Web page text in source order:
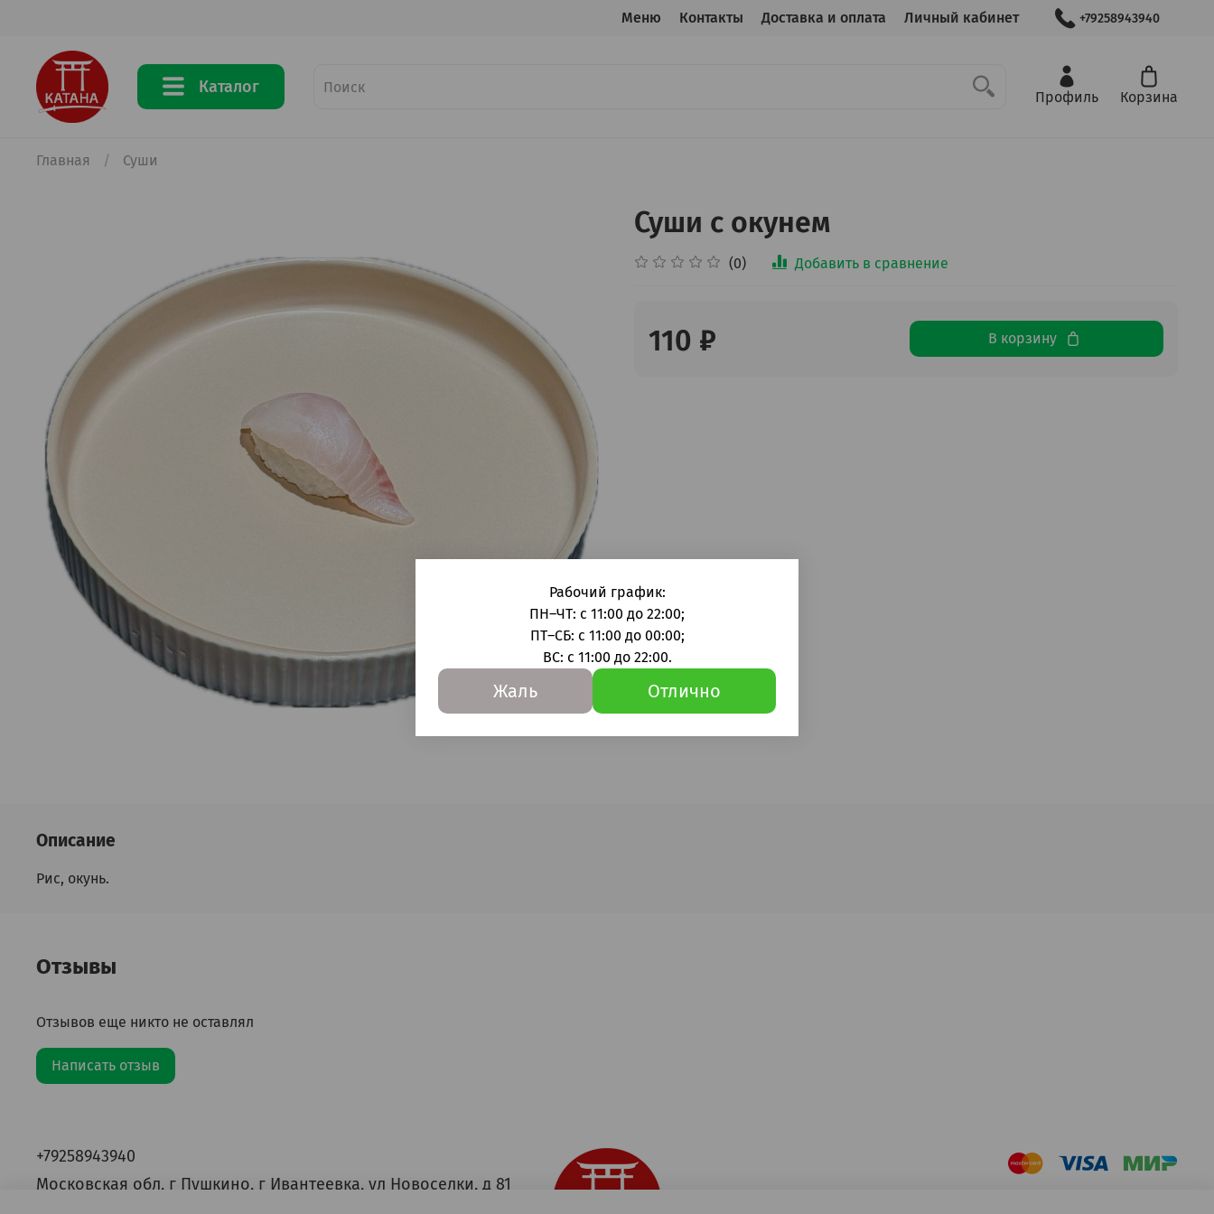
Меню Контакты Доставка и оплата Личный кабинет +79258943940
Каталог Профиль Корзина
Главная Суши
Суши с окунем
(0) Добавить в сравнение
110 ₽ В корзину
Описание
Рис, окунь.
Отзывы
Отзывов еще никто не оставлял
Написать отзыв
+79258943940
Московская обл, г Пушкино, г Ивантеевка, ул Новоселки, д 81
Рабочий график:
ПН–ЧТ: с 11:00 до 22:00;
ПТ–СБ: с 11:00 до 00:00;
ВС: с 11:00 до 22:00.
Жаль Отлично